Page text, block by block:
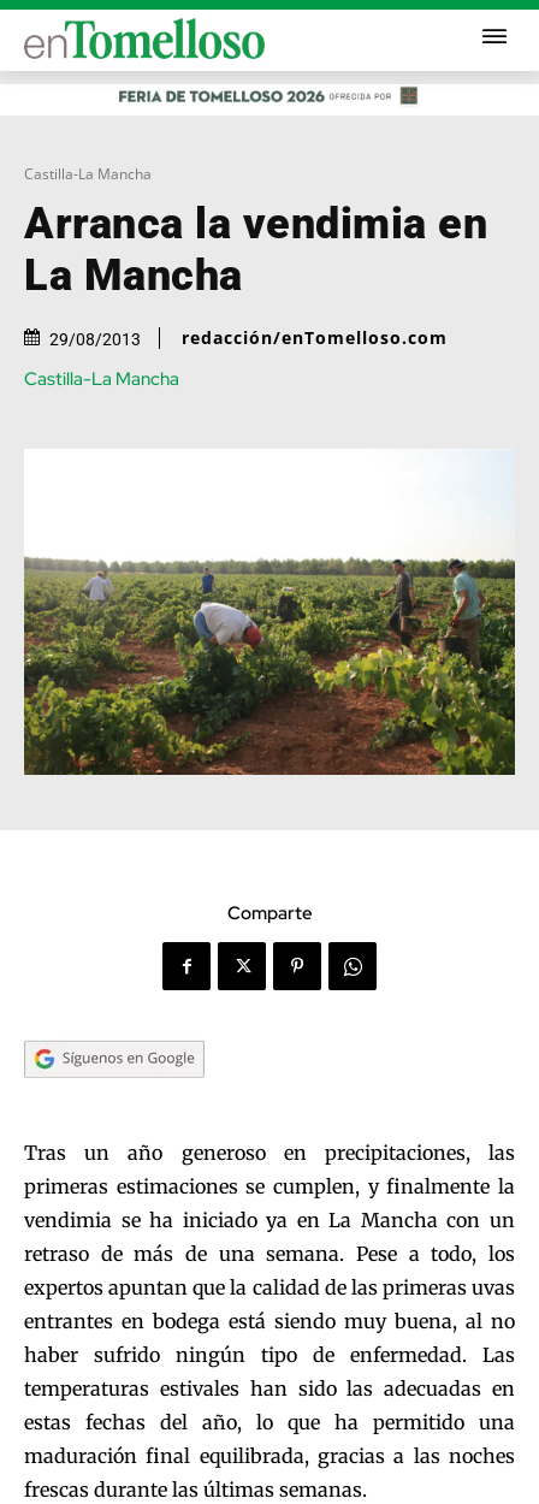
Castilla-La Mancha
Arranca la vendimia en
La Mancha
29/08/2013 redacción/enTomelloso.com
Castilla-La Mancha
Comparte
Tras un año generoso en precipitaciones, las
primeras estimaciones se cumplen, y finalmente la
vendimia se ha iniciado ya en La Mancha con un
retraso de más de una semana. Pese a todo, los
expertos apuntan que la calidad de las primeras uvas
entrantes en bodega está siendo muy buena, al no
haber sufrido ningún tipo de enfermedad. Las
temperaturas estivales han sido las adecuadas en
estas fechas del año, lo que ha permitido una
maduración final equilibrada, gracias a las noches
frescas durante las últimas semanas.